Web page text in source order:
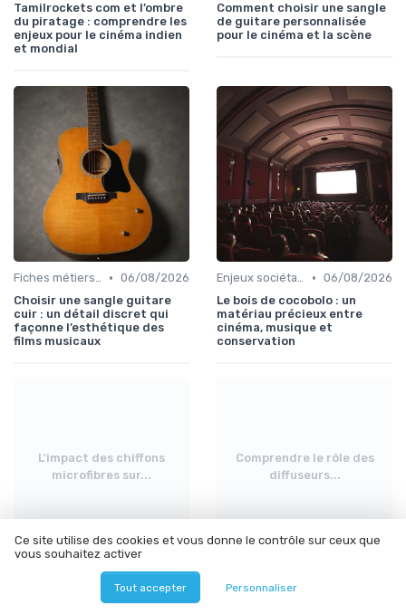
Tamilrockets com et l’ombre
du piratage : comprendre les
enjeux pour le cinéma indien
et mondial
Comment choisir une sangle
de guitare personnalisée
pour le cinéma et la scène
Fiches métiers du plateau • 06/08/2026
Choisir une sangle guitare
cuir : un détail discret qui
façonne l’esthétique des
films musicaux
Enjeux sociétaux et environnementaux • 06/08/2026
Le bois de cocobolo : un
matériau précieux entre
cinéma, musique et
conservation
L'impact des chiffons
microfibres sur...
• 06/08/2026
L'impact des chiffons
microfibres sur l'industrie du
Comprendre le rôle des
diffuseurs...
Comprendre le rôle des
Ce site utilise des cookies et vous donne le contrôle sur ceux que
vous souhaitez activer
Tout accepter Personnaliser